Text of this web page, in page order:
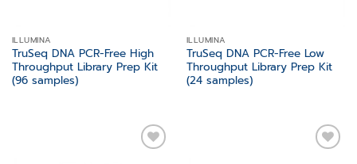
ILLUMINA
TruSeq DNA PCR-Free High
Throughput Library Prep Kit
(96 samples)
ILLUMINA
TruSeq DNA PCR-Free Low
Throughput Library Prep Kit
(24 samples)